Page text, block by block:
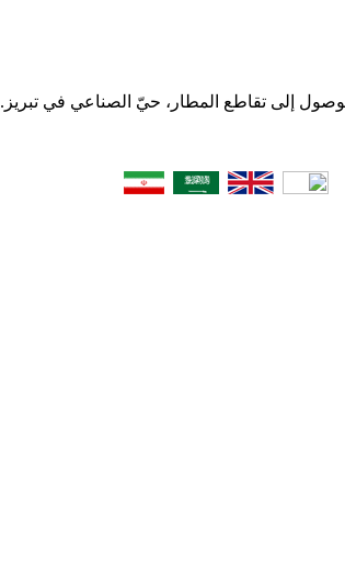
إلى تقاطع المطار، حيّ الصناعي في تبریز.